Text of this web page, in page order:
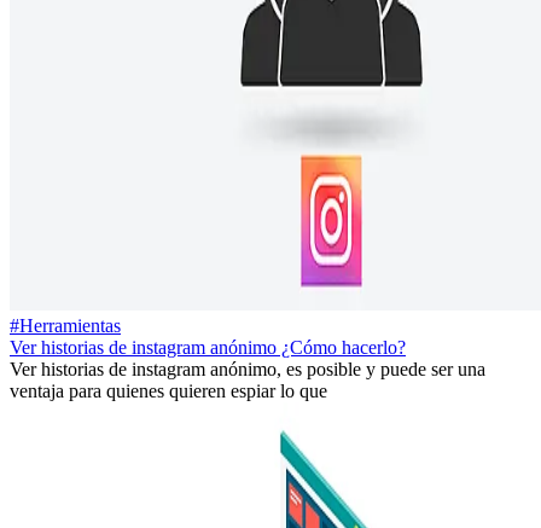
#Herramientas
Ver historias de instagram anónimo ¿Cómo hacerlo?
Ver historias de instagram anónimo, es posible y puede ser una
ventaja para quienes quieren espiar lo que